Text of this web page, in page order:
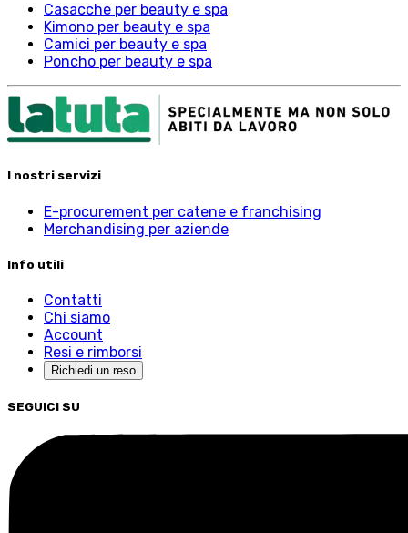
Casacche per beauty e spa
Kimono per beauty e spa
Camici per beauty e spa
Poncho per beauty e spa
I nostri servizi
E-procurement per catene e franchising
Merchandising per aziende
Info utili
Contatti
Chi siamo
Account
Resi e rimborsi
Richiedi un reso
SEGUICI SU